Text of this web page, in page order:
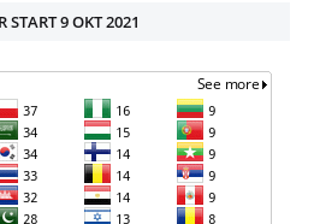
START 9 OKT 2021